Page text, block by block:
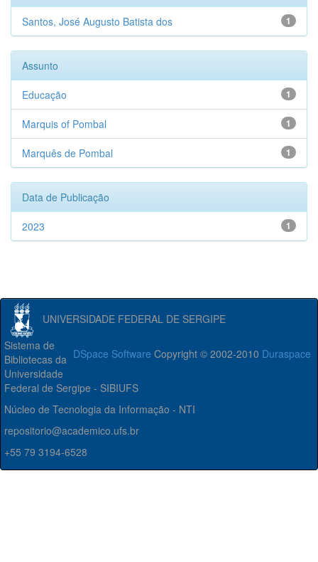
1
Santos, José Augusto Batista dos
Assunto
1
Educação
1
Marquis of Pombal
1
Marquês de Pombal
Data de Publicação
1
2023
UNIVERSIDADE FEDERAL DE SERGIPE
DSpace Software Copyright © 2002-2010 Duraspace
Sistema de
Bibliotecas da
Universidade
Federal de Sergipe - SIBIUFS
Núcleo de Tecnologia da Informação - NTI
repositorio@academico.ufs.br
+55 79 3194-6528